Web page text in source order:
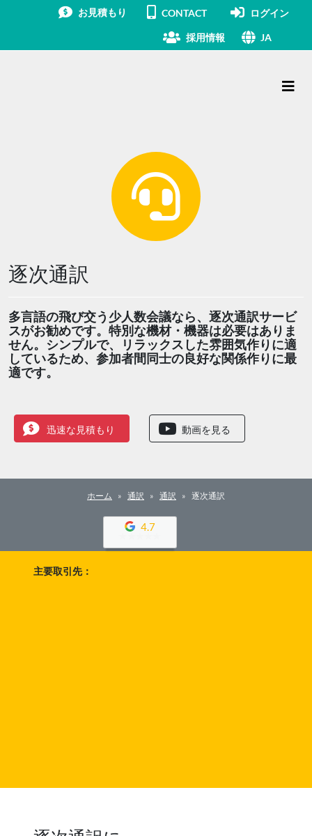
お見積もり CONTACT ログイン
採用情報 JA
逐次通訳
多言語の飛び交う少人数会議なら、逐次通訳サービ
スがお勧めです。特別な機材・機器は必要はありま
せん。シンプルで、リラックスした雰囲気作りに適
しているため、参加者間同士の良好な関係作りに最
適です。
迅速な見積もり 動画を見る
ホーム 通訳 通訳 逐次通訳
4.7
主要取引先：